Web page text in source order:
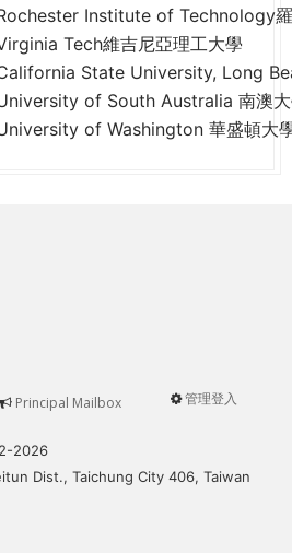
Institute of Technology
Tech維吉尼亞理工大學
State University, Long
of South Australia 南澳
of Washington 華盛頓大
User
管理登入
Principal Mailbox
2026
Dist., Taichung City 406, Taiwan